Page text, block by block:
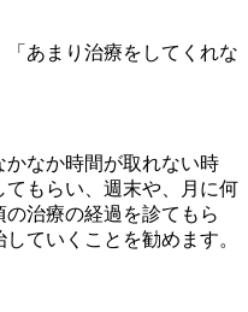
あまり治療をしてくれな
なか時間が取れない時
もらい、週末や、月に何
治療の経過を診てもら
ていくことを勧めます。